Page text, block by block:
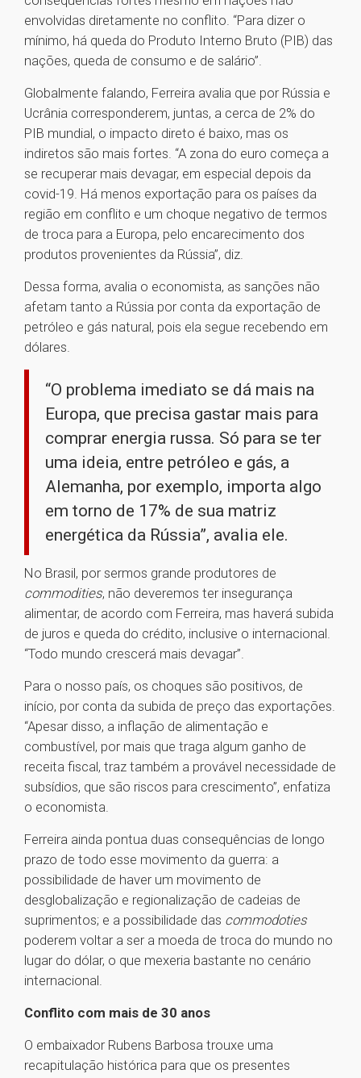
envolvidas diretamente no conflito. “Para dizer o
mínimo, há queda do Produto Interno Bruto (PIB) das
nações, queda de consumo e de salário”.
Globalmente falando, Ferreira avalia que por Rússia e
Ucrânia corresponderem, juntas, a cerca de 2% do
PIB mundial, o impacto direto é baixo, mas os
indiretos são mais fortes. “A zona do euro começa a
se recuperar mais devagar, em especial depois da
covid-19. Há menos exportação para os países da
região em conflito e um choque negativo de termos
de troca para a Europa, pelo encarecimento dos
produtos provenientes da Rússia”, diz.
Dessa forma, avalia o economista, as sanções não
afetam tanto a Rússia por conta da exportação de
petróleo e gás natural, pois ela segue recebendo em
dólares.
“O problema imediato se dá mais na
Europa, que precisa gastar mais para
comprar energia russa. Só para se ter
uma ideia, entre petróleo e gás, a
Alemanha, por exemplo, importa algo
em torno de 17% de sua matriz
energética da Rússia”, avalia ele.
No Brasil, por sermos grande produtores de
commodities, não deveremos ter insegurança
alimentar, de acordo com Ferreira, mas haverá subida
de juros e queda do crédito, inclusive o internacional.
“Todo mundo crescerá mais devagar”.
Para o nosso país, os choques são positivos, de
início, por conta da subida de preço das exportações.
“Apesar disso, a inflação de alimentação e
combustível, por mais que traga algum ganho de
receita fiscal, traz também a provável necessidade de
subsídios, que são riscos para crescimento”, enfatiza
o economista.
Ferreira ainda pontua duas consequências de longo
prazo de todo esse movimento da guerra: a
possibilidade de haver um movimento de
desglobalização e regionalização de cadeias de
suprimentos; e a possibilidade das commodoties
poderem voltar a ser a moeda de troca do mundo no
lugar do dólar, o que mexeria bastante no cenário
internacional.
Conflito com mais de 30 anos
O embaixador Rubens Barbosa trouxe uma
recapitulação histórica para que os presentes